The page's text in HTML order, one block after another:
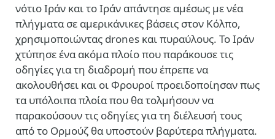
νότιο Ιράν και το Ιράν απάντησε αμέσως με νέα
πλήγματα σε αμερικάνικες βάσεις στον Κόλπο,
χρησιμοποιώντας drones και πυραύλους. Το Ιράν
χτύπησε ένα ακόμα πλοίο που παράκουσε τις
οδηγίες για τη διαδρομή που έπρεπε να
ακολουθήσει και οι Φρουροί προειδοποίησαν πως
τα υπόλοιπα πλοία που θα τολμήσουν να
παρακούσουν τις οδηγίες για τη διέλευσή τους
από το Ορμούζ θα υποστούν βαρύτερα πλήγματα.